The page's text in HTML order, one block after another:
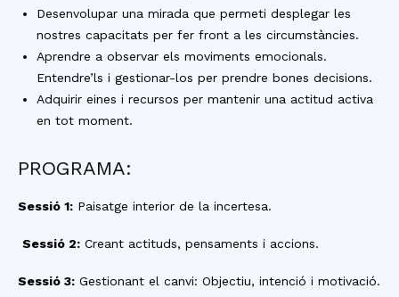
Desenvolupar una mirada que permeti desplegar les
nostres capacitats per fer front a les circumstàncies.
Aprendre a observar els moviments emocionals.
Entendre’ls i gestionar-los per prendre bones decisions.
Adquirir eines i recursos per mantenir una actitud activa
en tot moment.
PROGRAMA:
Sessió 1: Paisatge interior de la incertesa.
Sessió 2: Creant actituds, pensaments i accions.
Sessió 3: Gestionant el canvi: Objectiu, intenció i motivació.